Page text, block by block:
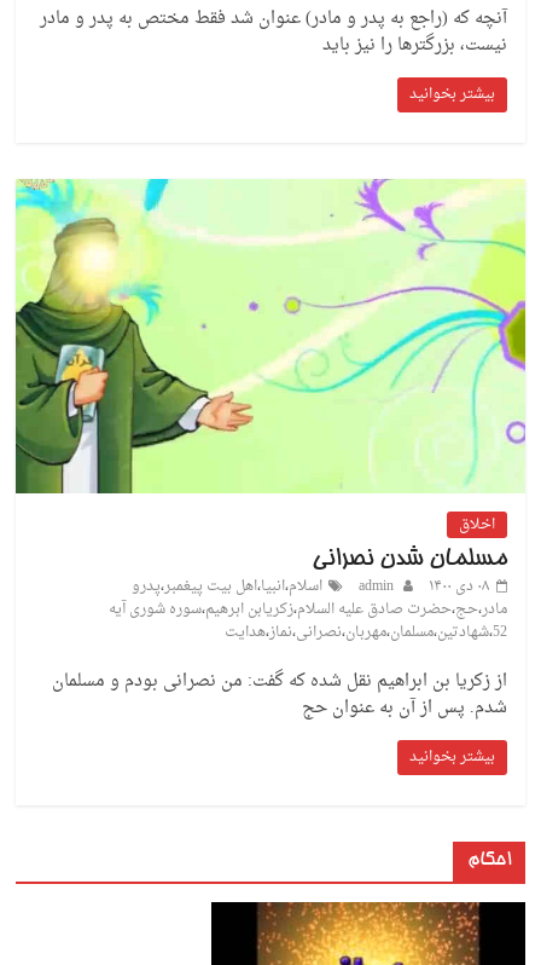
آنچه که (راجع به پدر و مادر) عنوان شد فقط مختص به پدر و مادر
نیست، بزرگترها را نیز باید
بیشتر بخوانید
اخلاق
مسلمان شدن نصرانی
۰۸ دی ۱۴۰۰
admin اسلام،انبیا،اهل بیت پیغمبر،پدرو
مادر،حج،حضرت صادق علیه السلام،زکریابن ابرهیم،سوره شوری آیه
52،شهادتین،مسلمان،مهربان،نصرانی،نماز،هدایت
از زکریا بن ابراهیم نقل شده که گفت: من نصرانی بودم و مسلمان
شدم. پس از آن به عنوان حج
بیشتر بخوانید
احکام